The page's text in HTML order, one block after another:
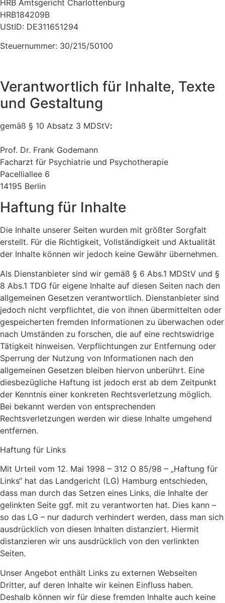
HRB Amtsgericht Charlottenburg
HRB184209B
UStID: DE311651294
Steuernummer: 30/215/50100
Verantwortlich für Inhalte, Texte
und Gestaltung
gemäß § 10 Absatz 3 MDStV:
Prof. Dr. Frank Godemann
Facharzt für Psychiatrie und Psychotherapie
Pacelliallee 6
14195 Berlin
Haftung für Inhalte
Die Inhalte unserer Seiten wurden mit größter Sorgfalt
erstellt. Für die Richtigkeit, Vollständigkeit und Aktualität
der Inhalte können wir jedoch keine Gewähr übernehmen.
Als Dienstanbieter sind wir gemäß § 6 Abs.1 MDStV und §
8 Abs.1 TDG für eigene Inhalte auf diesen Seiten nach den
allgemeinen Gesetzen verantwortlich. Dienstanbieter sind
jedoch nicht verpflichtet, die von ihnen übermittelten oder
gespeicherten fremden Informationen zu überwachen oder
nach Umständen zu forschen, die auf eine rechtswidrige
Tätigkeit hinweisen. Verpflichtungen zur Entfernung oder
Sperrung der Nutzung von Informationen nach den
allgemeinen Gesetzen bleiben hiervon unberührt. Eine
diesbezügliche Haftung ist jedoch erst ab dem Zeitpunkt
der Kenntnis einer konkreten Rechtsverletzung möglich.
Bei bekannt werden von entsprechenden
Rechtsverletzungen werden wir diese Inhalte umgehend
entfernen.
Haftung für Links
Mit Urteil vom 12. Mai 1998 – 312 O 85/98 – „Haftung für
Links“ hat das Landgericht (LG) Hamburg entschieden,
dass man durch das Setzen eines Links, die Inhalte der
gelinkten Seite ggf. mit zu verantworten hat. Dies kann –
so das LG – nur dadurch verhindert werden, dass man sich
ausdrücklich von diesen Inhalten distanziert. Hiermit
distanzieren wir uns ausdrücklich von den verlinkten
Seiten.
Unser Angebot enthält Links zu externen Webseiten
Dritter, auf deren Inhalte wir keinen Einfluss haben.
Deshalb können wir für diese fremden Inhalte auch keine